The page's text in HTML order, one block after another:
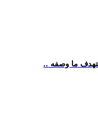
ما وصفه